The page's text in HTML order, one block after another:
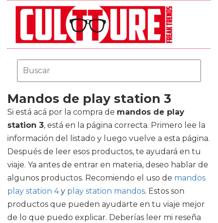
Mandos de play station 3
Si está acá por la compra de mandos de play
station 3, está en la página correcta. Primero lee la
información del listado y luego vuelve a esta página.
Después de leer esos productos, te ayudará en tu
viaje. Ya antes de entrar en materia, deseo hablar de
algunos productos. Recomiendo el uso de mandos
play station 4y play station mandos. Estos son
productos que pueden ayudarte en tu viaje mejor
de lo que puedo explicar. Deberías leer mi reseña